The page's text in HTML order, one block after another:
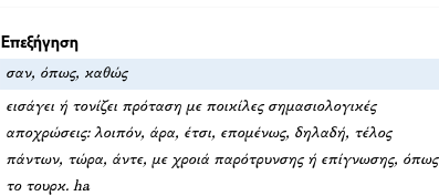
Επεξήγηση
σαν, όπως, καθώς
εισάγει ή τονίζει πρόταση με ποικίλες σημασιολογικές
αποχρώσεις: λοιπόν, άρα, έτσι, επομένως, δηλαδή, τέλος
πάντων, τώρα, άντε, με χροιά παρότρυνσης ή επίγνωσης, όπως
το τουρκ. ha